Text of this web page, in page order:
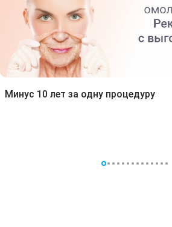
Минус 10 лет за одну процедуру